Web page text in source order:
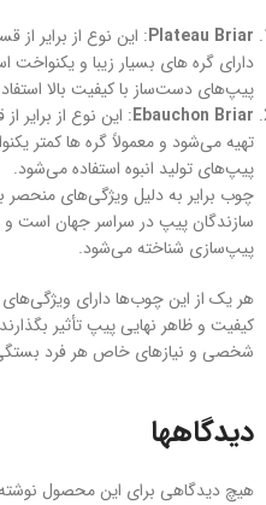
Plateau Briar: این نوع از برایر
دارای گره های بسیار زیبا و
پیپ‌های دست‌ساز با کیفیت بالا
Ebauchon Briar: این نوع از
تهیه می‌شود و معمولاً گره ها کمتر
پیپ‌های تولید انبوه استفاده می‌شود.
چوب برایر به دلیل ویژگی‌های منحصر
سازندگان پیپ در سراسر جهان است و
پیپ‌سازی شناخته می‌شود.
هر یک از این چوب‌ها دارای
کیفیت و ظاهر نهایی پیپ تأثیر
شخصی و نیازهای خاص هر فرد
دیدگاهها
هیچ دیدگاهی برای این محصول